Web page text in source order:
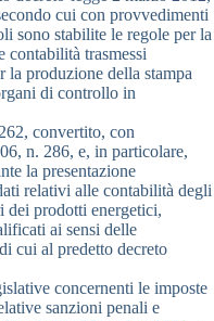
cui con provvedimenti
sono stabilite le regole per la
contabilità trasmessi
la produzione della stampa
di controllo in
convertito, con
n. 286, e, in particolare,
la presentazione
relativi alle contabilità degli
dei prodotti energetici,
ai sensi delle
cui al predetto decreto
concernenti le imposte
sanzioni penali e